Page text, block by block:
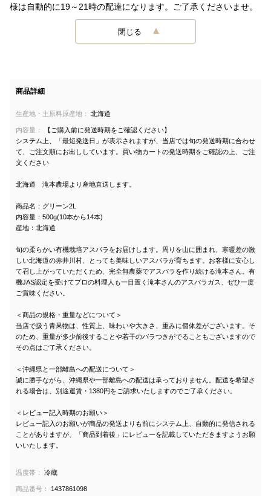
様は自動的に19～21時の配達になります。ご了承くださいませ。
閉じる
商品詳細
生産地・主原料原産地： 北海道
内容量：
【ご購入前に発送時期をご確認ください】
システム上、「最短発送日」が表示されますが、当店では旬の発送時期に合わせ
て、ご注文順にお出ししています。買い物カートの発送時期をご確認の上、ご注
文ください
北海道 滝本農場より産地直送します。
商品名：グリーン2L
内容量：500g(10本から14本)
産地：北海道
旬の柔らかい有機栽培アスパラをお届けします。周りを山に囲まれ、寒暖差の激
しい北海道の赤井川村、とっても美味しいアスパラが育ちます。お客様に安心し
て召し上がっていただくため、完全無農薬でアスパラを作り続ける滝本さん。有
機JAS認定を受けてプロの料理人も一目置く滝本さんのアスパラガス、ぜひ一度
ご賞味ください。
＜商品の規格・重量などについて＞
当店で扱う青果物は、性質上、味わいや大きさ、重みに個体差がございます。そ
のため、重量が多少前後することや若干のバラつきがでることもございますので
その点はご了承ください。
＜沖縄県と一部離島への配送について＞
誠に勝手ながら、沖縄県や一部離島への配送は承っておりません。配送を希望さ
れる場合は、別途運賃・1380円をご請求いたしますのでご了承ください。
＜レビュー記入時期のお願い＞
レビュー記入のお願いが商品の発送よりも前にシステム上、自動的に発信される
ことがありますが、「商品到着後」にレビューを記載していただきますようお願
いいたします。
温度帯： 冷蔵
商品番号： 1437861098